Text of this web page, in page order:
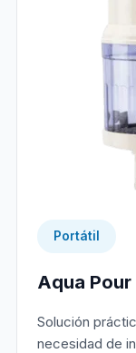
Portátil
Aqua Pour
Solución
necesidad de